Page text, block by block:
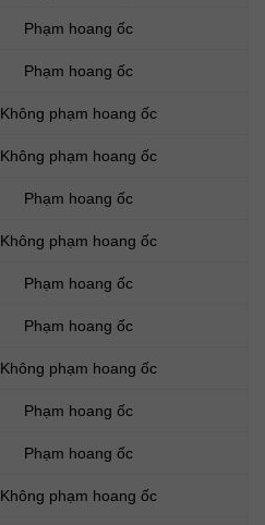
Phạm hoang ốc
Phạm hoang ốc
Không phạm hoang ốc
Không phạm hoang ốc
Phạm hoang ốc
Không phạm hoang ốc
Phạm hoang ốc
Phạm hoang ốc
Không phạm hoang ốc
Phạm hoang ốc
Phạm hoang ốc
Không phạm hoang ốc